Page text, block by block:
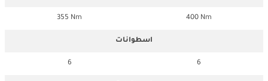
400 Nm
355 Nm
اسطوانات
6
6